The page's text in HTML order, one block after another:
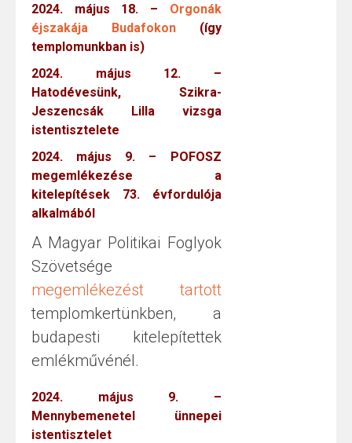
2024. május 18. – Orgonák
éjszakája Budafokon(így
templomunkban is)
2024. május 12. –
Hatodévesünk, Szikra-
Jeszencsák Lilla vizsga
istentisztelete
2024. május 9. – POFOSZ
megemlékezése a
kitelepítések 73. évfordulója
alkalmából
A Magyar Politikai Foglyok
Szövetsége
megemlékezést tartott
templomkertünkben, a
budapesti kitelepítettek
emlékművénél.
2024. május 9. –
Mennybemenetel ünnepei
istentisztelet